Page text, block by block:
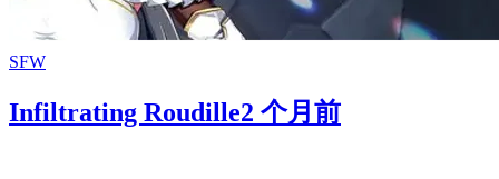
SFW
Infiltrating Roudille2 个月前